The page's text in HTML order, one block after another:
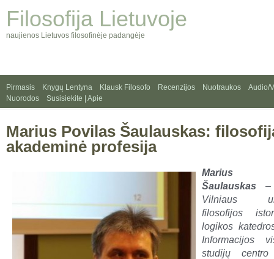
Filosofija Lietuvoje
naujienos Lietuvos filosofinėje padangėje
Pirmasis Knygų Lentyna Klausk Filosofo Recenzijos Nuotraukos
Audio/
Nuorodos
Susisiekite | Apie
Marius Povilas Šaulauskas:
akademinė profesija
Marius
Šaulauskas –
Vilniaus
filosofijos isto
logikos
Informacijos
studijų